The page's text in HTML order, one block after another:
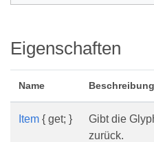
Eigenschaften
Name Beschreibung
Item { get; }
Gibt die
zurück.